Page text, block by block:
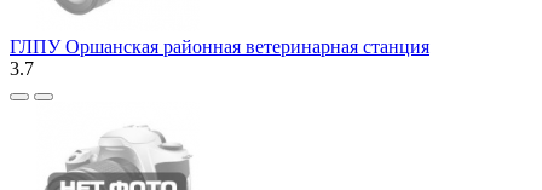
ГЛПУ Оршанская районная ветеринарная станция
3.7